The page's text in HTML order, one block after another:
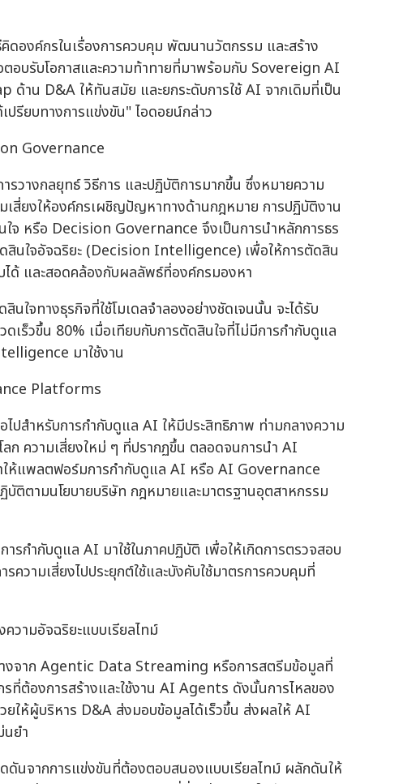
ดองค์กรในเรื่องการควบคุม พัฒนานวัตกรรม และสร้าง
อบรับโอกาสและความท้าทายที่มาพร้อมกับ Sovereign AI
าน D&A ให้ทันสมัย และยกระดับการใช้ AI จากเดิมที่เป็น
ปรียบทางการแข่งขัน" ไอดอยน์กล่าว
Governance
วางกลยุทธ์ วิธีการ และปฏิบัติการมากขึ้น ซึ่งหมายความ
เสี่ยงให้องค์กรเผชิญปัญหาทางด้านกฎหมาย การปฏิบัติงาน
จ หรือ Decision Governance จึงเป็นการนำหลักการธร
ดสินใจอัจฉริยะ (Decision Intelligence) เพื่อให้การตัดสิน
ได้ และสอดคล้องกับผลลัพธ์ที่องค์กรมองหา
ใจทางธุรกิจที่ใช้โมเดลจำลองอย่างชัดเจนนั้น จะได้รับ
ดเร็วขึ้น 80% เมื่อเทียบกับการตัดสินใจที่ไม่มีการกำกับดูแล
มาใช้งาน
Platforms
ปสำหรับการกำกับดูแล AI ให้มีประสิทธิภาพ ท่ามกลางความ
ก ความเสี่ยงใหม่ ๆ ที่ปรากฏขึ้น ตลอดจนการนำ AI
ให้แพลตฟอร์มการกำกับดูแล AI หรือ AI Governance
ติตามนโยบายบริษัท กฎหมายและมาตรฐานอุตสาหกรรม
รกำกับดูแล AI มาใช้ในภาคปฏิบัติ เพื่อให้เกิดการตรวจสอบ
วามเสี่ยงไปประยุกต์ใช้และบังคับใช้มาตรการควบคุมที่
ามอัจฉริยะแบบเรียลไทม์
งจาก Agentic Data Streaming หรือการสตรีมข้อมูลที่
ที่ต้องการสร้างและใช้งาน AI Agents ดังนั้นการไหลของ
ให้ผู้บริหาร D&A ส่งมอบข้อมูลได้เร็วขึ้น ส่งผลให้ AI
นยำ
ดันจากการแข่งขันที่ต้องตอบสนองแบบเรียลไทม์ ผลักดันให้